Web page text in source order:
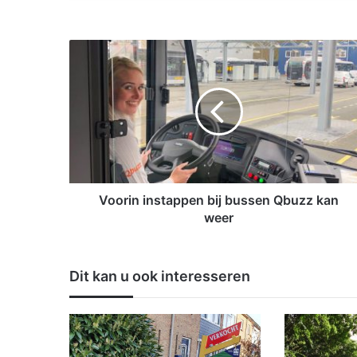
s
n
b
i
j
b
Voorin instappen bij bussen Qbuzz kan
weer
Dit kan u ook interesseren